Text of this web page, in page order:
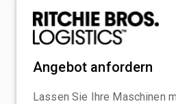
Angebot anfordern
Lassen Sie Ihre Maschinen